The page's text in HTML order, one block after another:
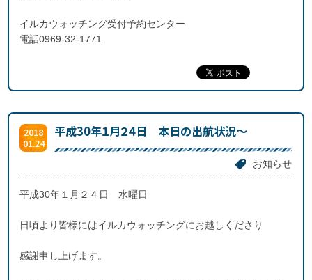
イルカウォッチング受付予約センター
電話0969-32-1771
2018
01.24
平成30年１月２４日 本日の出航状況～
お知らせ
平成30年１月２４日 水曜日
日頃より皆様にはイルカウォッチングにお越しくださり
感謝申し上げます。